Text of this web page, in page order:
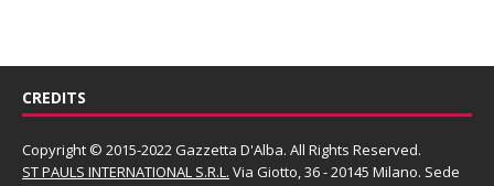
CREDITS
Copyright © 2015-2022 Gazzetta D'Alba. All Rights Reserved.
ST PAULS INTERNATIONAL S.R.L. Via Giotto, 36 - 20145 Milano. Sede